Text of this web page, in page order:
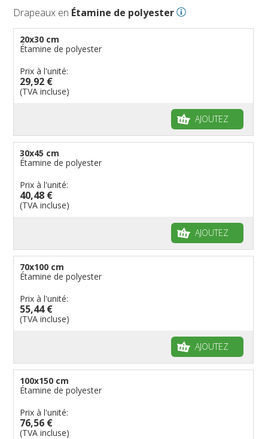
Drapeaux en Étamine de polyester
20x30 cm
Étamine de polyester
Prix à l'unité:
29,92 €
(TVA incluse)
AJOUTEZ
30x45 cm
Étamine de polyester
Prix à l'unité:
40,48 €
(TVA incluse)
AJOUTEZ
70x100 cm
Étamine de polyester
Prix à l'unité:
55,44 €
(TVA incluse)
AJOUTEZ
100x150 cm
Étamine de polyester
Prix à l'unité:
76,56 €
(TVA incluse)